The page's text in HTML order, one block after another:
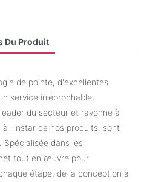
Du Produit
de pointe, d'excellentes
service irréprochable,
du secteur et rayonne à
l'instar de nos produits, sont
dans les
tout en œuvre pour
étape, de la conception à